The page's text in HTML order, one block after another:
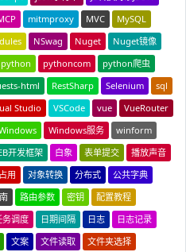
mitmproxy MVC
MySQL
NSwag Nuget
Nuget镜像
python pythoncom
python爬虫
html RestSharp Selenium
sql
Studio VSCode vue
VueRouter
Windows服务
winform
开发框架 白象 表单提交
播放声音
用 对象转换 分布式
公共字典
路由参数 密钥
配置教程
务调度 日期间隔 日志
日志记录
文案 文件读取
文件夹选择